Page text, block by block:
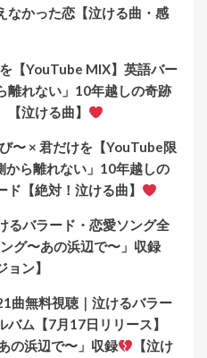
なかった恋【泣ける曲・感
【YouTube MIX】英語バー
離れない」10年越しの奇跡
泣ける曲】
〜 × 君だけを【YouTube限
から離れない」10年越しの
【絶対！泣ける曲】
るバラード・恋愛ソング全
グ〜あの浜辺で〜」収録
ン】
曲無料視聴｜泣けるバラー
バム【7月17日リリース】
の浜辺で〜」収録
【泣け